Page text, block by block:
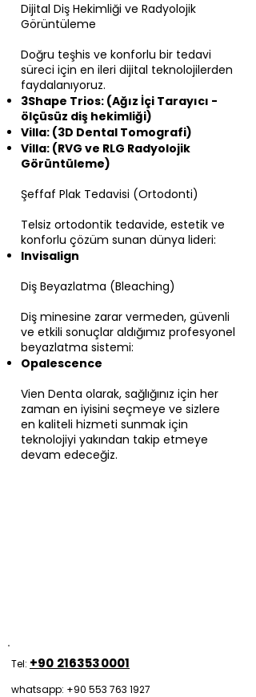
Dijital Diş Hekimliği ve Radyolojik
Görüntüleme
Doğru teşhis ve konforlu bir tedavi
süreci için en ileri dijital teknolojilerden
faydalanıyoruz.
3Shape Trios: (Ağız İçi Tarayıcı -
ölçüsüz diş hekimliği)
Villa: (3D Dental Tomografi)
Villa: (RVG ve RLG Radyolojik
Görüntüleme)
Şeffaf Plak Tedavisi (Ortodonti)
Telsiz ortodontik tedavide, estetik ve
konforlu çözüm sunan dünya lideri:
Invisalign
Diş Beyazlatma (Bleaching)
Diş minesine zarar vermeden, güvenli
ve etkili sonuçlar aldığımız profesyonel
beyazlatma sistemi:
Opalescence
Vien Denta olarak, sağlığınız için her
zaman en iyisini seçmeye ve sizlere
en kaliteli hizmeti sunmak için
teknolojiyi yakından takip etmeye
devam edeceğiz.
Tel: +90 2163530001
whatsapp: +90 553 763 1927